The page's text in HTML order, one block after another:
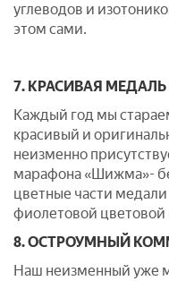
углеводов и
этом сами.
7. КРАСИВАЯ
Каждый год мы
красивый и
неизменно
марафона «Шижма»-
цветные части
фиолетовой цветовой
8. ОСТРОУМНЫЙ
Наш неизменный уже